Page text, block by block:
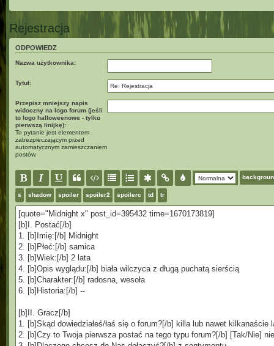
Rejestracja
ODPOWIEDZ
Nazwa użytkownika:
Tytuł:
Przepisz mniejszy napis
widoczny na logo forum (jeśli
to logo halloweenowe - tylko
pierwszą linijkę):
To pytanie jest elementem
zabezpieczającym przed
automatycznym zamieszczaniem
postów.
s shadow spoiler spoiler2 spoilerc td tr